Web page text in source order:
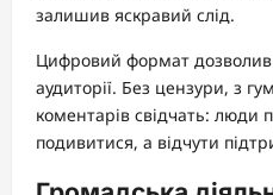
залишив яскравий слід.
Цифровий формат
аудиторії. Без цензури, з
коментарів свідчать: люди
подивитися, а відчути